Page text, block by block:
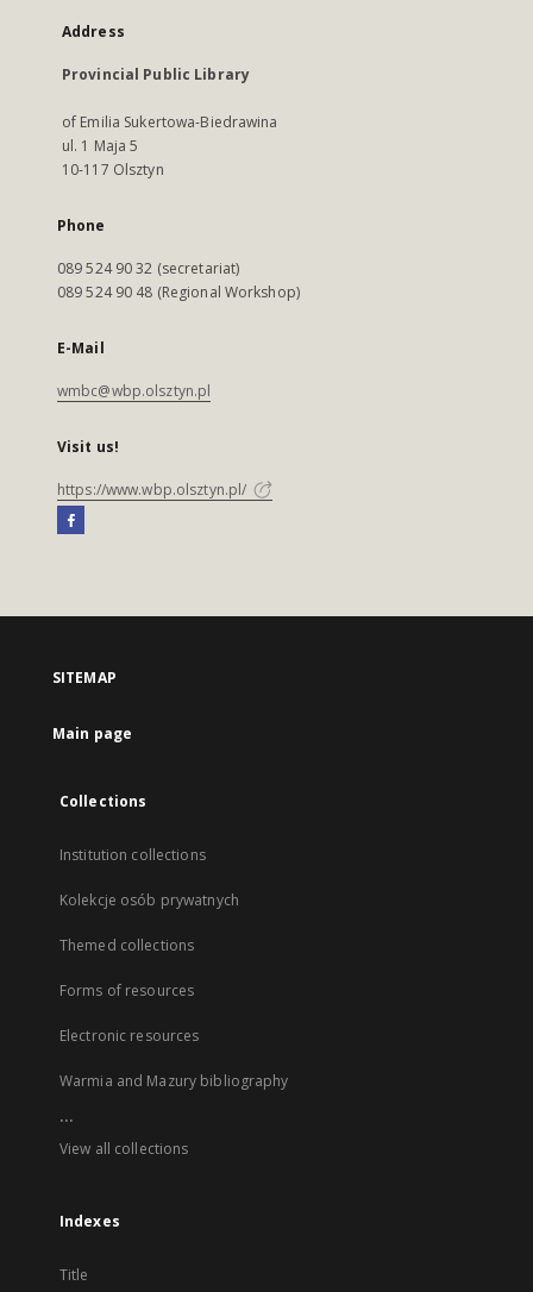
Address
Provincial Public Library
of Emilia Sukertowa-Biedrawina
ul. 1 Maja 5
10-117 Olsztyn
Phone
089 524 90 32 (secretariat)
089 524 90 48 (Regional Workshop)
E-Mail
wmbc@wbp.olsztyn.pl
Visit us!
https://www.wbp.olsztyn.pl/
SITEMAP
Main page
Collections
Institution collections
Kolekcje osób prywatnych
Themed collections
Forms of resources
Electronic resources
Warmia and Mazury bibliography
...
View all collections
Indexes
Title